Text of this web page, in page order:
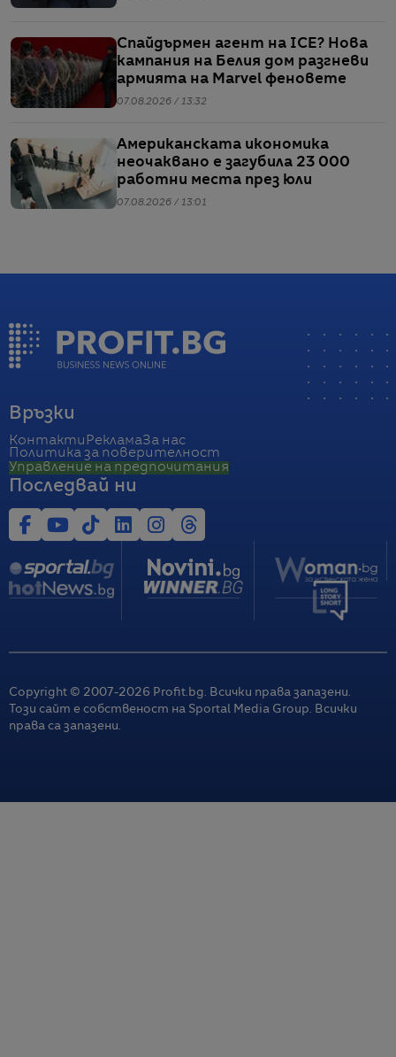
Спайдърмен агент на ICE? Нова
кампания на Белия дом разгневи
армията на Marvel феновете
07.08.2026 / 13:32
Американската икономика
неочаквано е загубила 23 000
работни места през юли
07.08.2026 / 13:01
Връзки
Контакти РекламаЗа нас
Политика за поверителност
Управление на предпочитания
Последвай ни
Copyright © 2007-2026 Profit.bg. Всички права запазени.
Този сайт е собственост на Sportal Media Group. Всички
права са запазени.